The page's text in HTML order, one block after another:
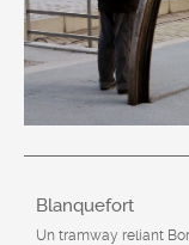
Blanquefort
Un tramway reliant